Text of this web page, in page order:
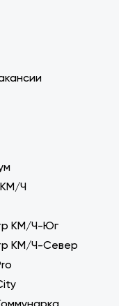
КМ/Ч
КМ/Ч-Юг
КМ/Ч-Север